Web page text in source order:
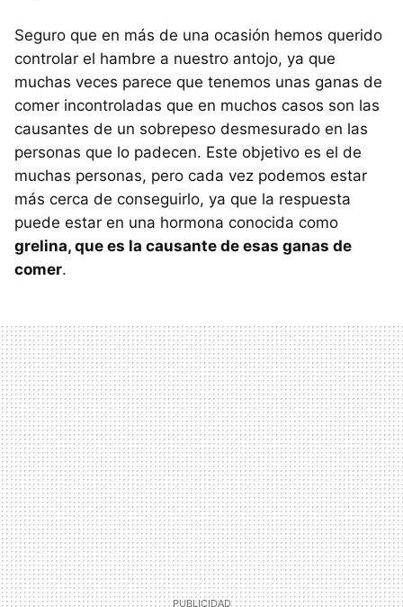
Seguro que en más de una ocasión hemos querido
controlar el hambre a nuestro antojo, ya que
muchas veces parece que tenemos unas ganas de
comer incontroladas que en muchos casos son las
causantes de un sobrepeso desmesurado en las
personas que lo padecen. Este objetivo es el de
muchas personas, pero cada vez podemos estar
más cerca de conseguirlo, ya que la respuesta
puede estar en una hormona conocida como
grelina, que es la causante de esas ganas de
comer.